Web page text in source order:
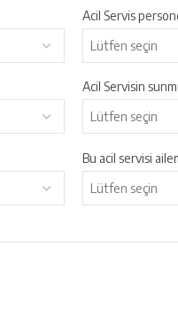
Acil Servis
Acil Servisin
Bu acil servisi